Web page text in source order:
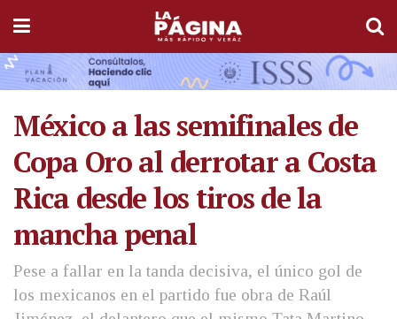
México a las semifinales de
Copa Oro al derrotar a Costa
Rica desde los tiros de la
mancha penal
Pese a fallar en la tanda decisiva, el único gol de
los mexicanos en el partido fue obra de Raúl